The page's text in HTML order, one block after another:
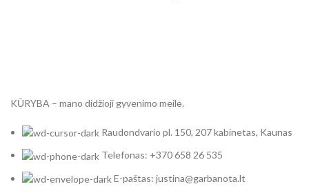
KŪRYBA – mano didžioji gyvenimo meilė.
Raudondvario pl. 150, 207 kabinetas, Kaunas
Telefonas: +370 658 26 535
E-paštas: justina@garbanota.lt